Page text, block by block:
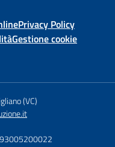
Privacy Policy
Gestione cookie
(VC)
93005200022